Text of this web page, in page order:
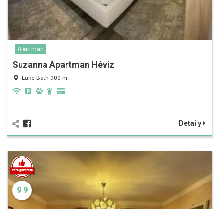
Apartman
Suzanna Apartman Hévíz
Lake Bath 900 m
Detaily
9.9